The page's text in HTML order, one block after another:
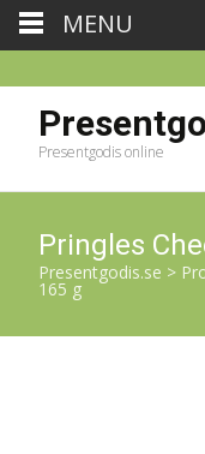
Presentgodis online
Pringles
Presentgodis.se >
165 g
MENU